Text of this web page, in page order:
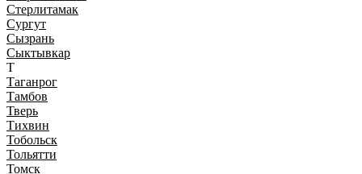
Стерлитамак
Сургут
Сызрань
Сыктывкар
Т
Таганрог
Тамбов
Тверь
Тихвин
Тобольск
Тольятти
Томск